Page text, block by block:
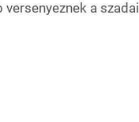
a szadai